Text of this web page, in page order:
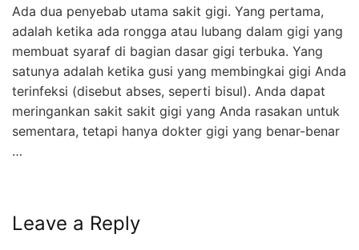
Ada dua penyebab utama sakit gigi. Yang pertama,
adalah ketika ada rongga atau lubang dalam gigi yang
membuat syaraf di bagian dasar gigi terbuka. Yang
satunya adalah ketika gusi yang membingkai gigi Anda
terinfeksi (disebut abses, seperti bisul). Anda dapat
meringankan sakit sakit gigi yang Anda rasakan untuk
sementara, tetapi hanya dokter gigi yang benar-benar
…
Leave a Reply